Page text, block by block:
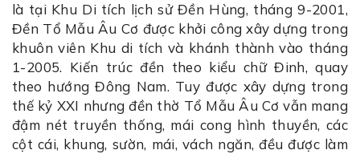
là tại Khu Di tích lịch sử Đền Hùng, tháng 9-2001,
Đền Tổ Mẫu Âu Cơ được khởi công xây dựng trong
khuôn viên Khu di tích và khánh thành vào tháng
1-2005. Kiến trúc đền theo kiểu chữ Đinh, quay
theo hướng Đông Nam. Tuy được xây dựng trong
thế kỷ XXI nhưng đền thờ Tổ Mẫu Âu Cơ vẫn mang
đậm nét truyền thống, mái cong hình thuyền, các
cột cái, khung, sườn, mái, vách ngăn, đều được làm